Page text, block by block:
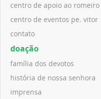
centro de apoio ao romeiro
centro de eventos pe. vitor
contato
doação
família dos devotos
história de nossa senhora
imprensa